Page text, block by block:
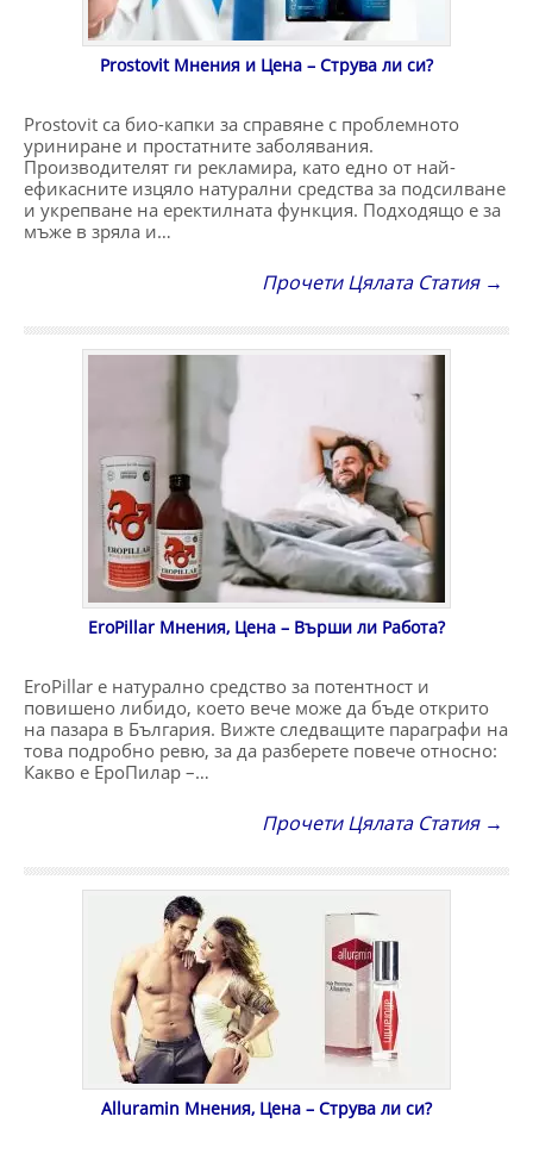
Prostovit Мнения и Цена – Струва ли си?
Prostovit са био-капки за справяне с проблемното
уриниране и простатните заболявания.
Производителят ги рекламира, като едно от най-
ефикасните изцяло натурални средства за подсилване
и укрепване на еректилната функция. Подходящо е за
мъже в зряла и…
Прочети Цялата Статия →
EroPillar Мнения, Цена – Върши ли Работа?
EroPillar е натурално средство за потентност и
повишено либидо, което вече може да бъде открито
на пазара в България. Вижте следващите параграфи на
това подробно ревю, за да разберете повече относно:
Какво е ЕроПилар –…
Прочети Цялата Статия →
Alluramin Мнения, Цена – Струва ли си?